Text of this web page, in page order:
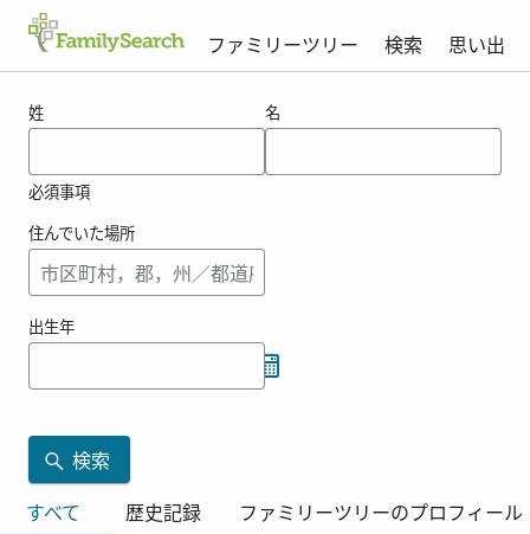
ファミリーツリー 検索
思い出
姓
必須事項
名
住んでいた場所
出生年
検索
すべて
歴史記録 ファミリーツリーのプロフィール